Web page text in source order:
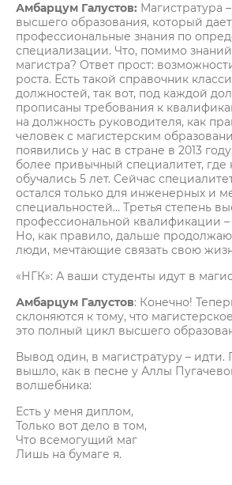
Амбарцум Галустов: Магистратура
высшего образования, который
профессиональные знания по
специализации. Что, помимо
магистра? Ответ прост:
роста. Есть такой справочник
должностей, так вот, под каждой
прописаны требования к
на должность руководителя, как
человек с магистерским
появились у нас в стране в 2013
более привычный специалитет,
обучались 5 лет. Сейчас
остался только для инженерных и
специальностей… Третья степень
профессиональной квалификации –
Но, как правило, дальше
люди, мечтающие связать свою
«НГК»: А ваши студенты идут в
Амбарцум Галустов: Конечно!
склоняются к тому, что
это полный цикл высшего
Вывод один, в магистратуру – идти.
вышло, как в песне у Аллы
волшебника:
Есть у меня диплом,
Только вот дело в том,
Что всемогущий маг
Лишь на бумаге я.